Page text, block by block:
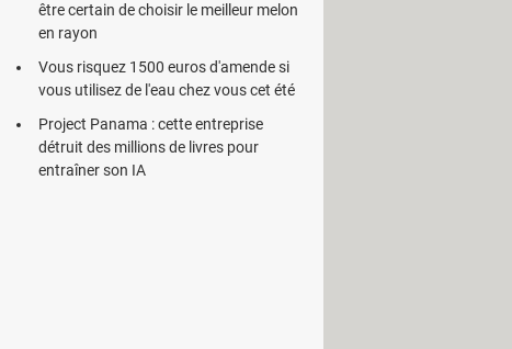
vous propose une série
pour vous. La difficulté de
votre propre exercice via son
qui vous permettra
signalant la vitesse de votre
la touche appropriée en la mettant
être certain de choisir le meilleur melon
en rayon
Vous risquez 1500 euros d'amende si
vous utilisez de l'eau chez vous cet été
Project Panama : cette entreprise
détruit des millions de livres pour
entraîner son IA